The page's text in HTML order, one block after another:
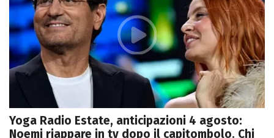
Yoga Radio Estate, anticipazioni 4 agosto:
Noemi riappare in tv dopo il capitombolo. Chi